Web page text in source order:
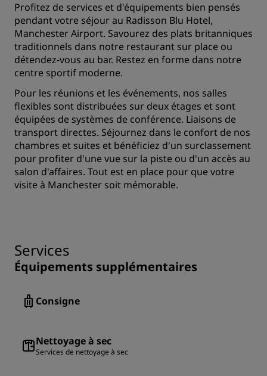
Profitez de services et d'équipements bien pensés
pendant votre séjour au Radisson Blu Hotel,
Manchester Airport. Savourez des plats britanniques
traditionnels dans notre restaurant sur place ou
détendez-vous au bar. Restez en forme dans notre
centre sportif moderne.
Pour les réunions et les événements, nos salles
flexibles sont distribuées sur deux étages et sont
équipées de systèmes de conférence. Liaisons de
transport directes. Séjournez dans le confort de nos
chambres et suites et bénéficiez d'un surclassement
pour profiter d'une vue sur la piste ou d'un accès au
salon d'affaires. Tout est en place pour que votre
visite à Manchester soit mémorable.
Services
Équipements supplémentaires
Consigne
Nettoyage à sec
Services de nettoyage à sec